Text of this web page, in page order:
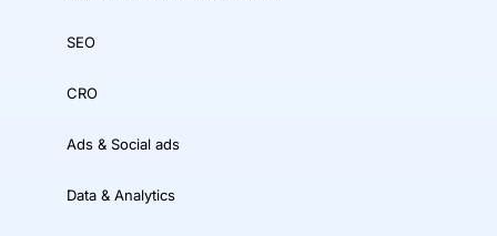
SEO
CRO
Ads & Social ads
Data & Analytics